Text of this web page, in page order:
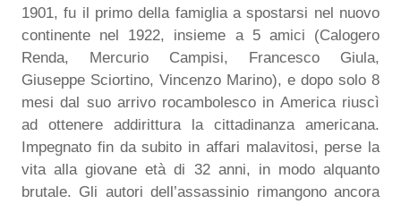
1901, fu il primo della famiglia a spostarsi nel nuovo
continente nel 1922, insieme a 5 amici (Calogero
Renda, Mercurio Campisi, Francesco Giula,
Giuseppe Sciortino, Vincenzo Marino), e dopo solo 8
mesi dal suo arrivo rocambolesco in America riuscì
ad ottenere addirittura la cittadinanza americana.
Impegnato fin da subito in affari malavitosi, perse la
vita alla giovane età di 32 anni, in modo alquanto
brutale. Gli autori dell’assassinio rimangono ancora